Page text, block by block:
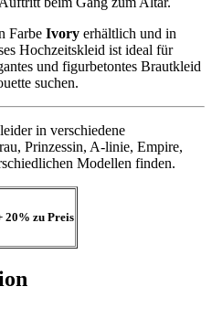
Farbe Ivory erhältlich und in
Hochzeitskleid ist ideal für
und figurbetontes Brautkleid
suchen.
in verschiedene
Prinzessin, A-linie, Empire,
Modellen finden.
20% zu Preis